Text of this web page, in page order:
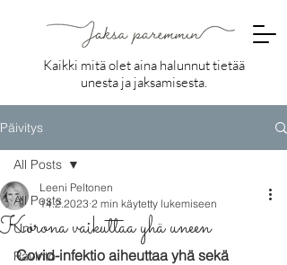
Kaikki mitä olet aina halunnut tietää
unesta ja jaksamisesta.
Päivitys
All Posts
Uni
Ravinto
All Posts
Korona vaikuttaa yhä uneen
Leeni Peltonen
14.2.2023 2 min käytetty lukemiseen
Covid-infektio aiheuttaa yhä sekä